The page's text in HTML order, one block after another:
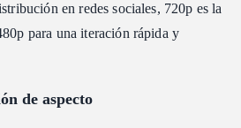
en redes sociales, 720p es la
para una iteración rápida y
de aspecto